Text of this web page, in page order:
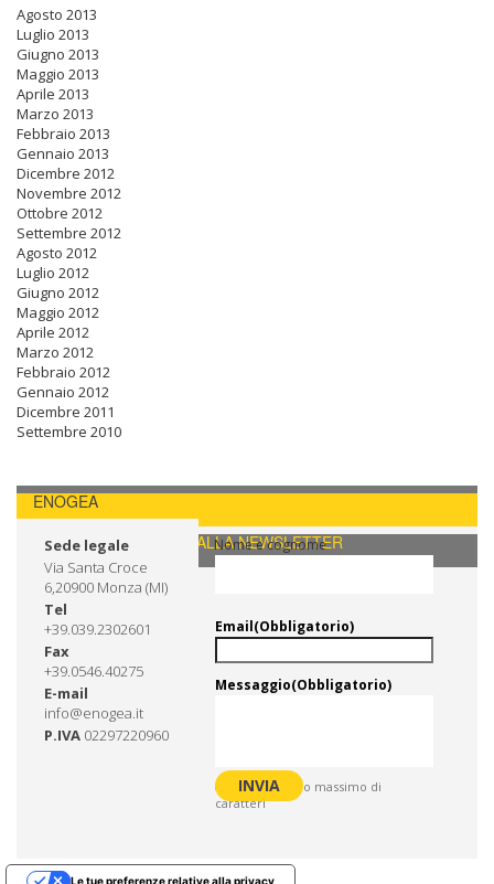
Agosto 2013
Luglio 2013
Giugno 2013
Maggio 2013
Aprile 2013
Marzo 2013
Febbraio 2013
Gennaio 2013
Dicembre 2012
Novembre 2012
Ottobre 2012
Settembre 2012
Agosto 2012
Luglio 2012
Giugno 2012
Maggio 2012
Aprile 2012
Marzo 2012
Febbraio 2012
Gennaio 2012
Dicembre 2011
Settembre 2010
ENOGEA
CONTATTI / ISCRIVITI ALLA NEWSLETTER
Sede legale
Via Santa Croce
6,20900 Monza (MI)
Tel
+39.039.2302601
Fax
+39.0546.40275
E-mail
info@enogea.it
P.IVA 02297220960
Nome e cognome
Email(Obbligatorio)
Messaggio(Obbligatorio)
0 di 600 numero massimo di
caratteri
Le tue preferenze relative alla privacy